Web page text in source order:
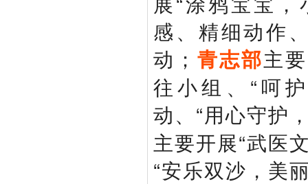
感、精细动作
动； 青志部主
往小组、“呵
动、“用心守护
主要开展“武医
“安乐双沙，美